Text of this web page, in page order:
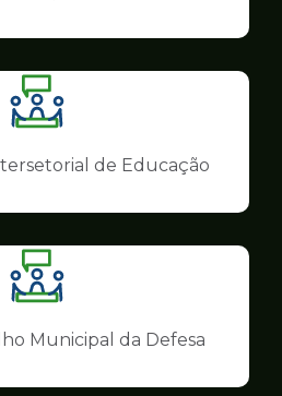
Conselhos
Ilustração
da
pagina
Conselhos
de Educação
Ilustração
da
pagina
Conselhos
Municipal da Defesa